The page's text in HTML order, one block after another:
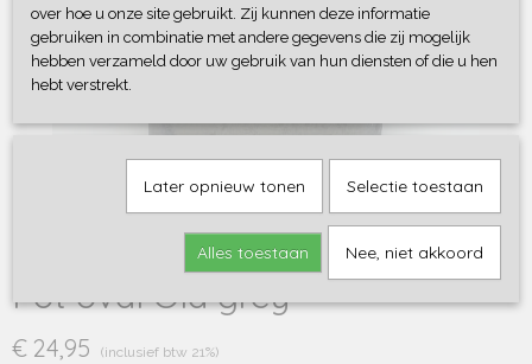
Pot oval Old grey
€ 24,95 (inclusief btw 21%)
over hoe u onze site gebruikt. Zij kunnen deze informatie
gebruiken in combinatie met andere gegevens die zij mogelijk
hebben verzameld door uw gebruik van hun diensten of die u hen
hebt verstrekt.
Later opnieuw tonen Selectie toestaan
Alles toestaan Nee, niet akkoord